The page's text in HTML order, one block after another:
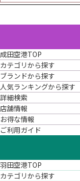
成田空港TOP
カテゴリから探す
ブランドから探す
人気ランキングから探す
詳細検索
店舗情報
お得な情報
ご利用ガイド
羽田空港TOP
カテゴリから探す